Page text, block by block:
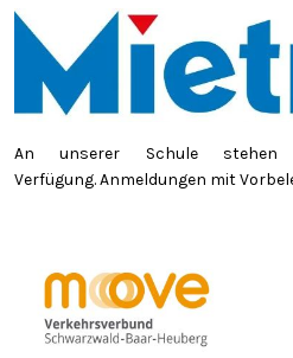
An unserer Schule stehen
Verfügung. Anmeldungen mit